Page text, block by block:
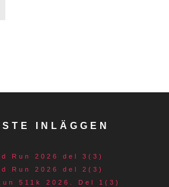
INLÄGGEN
Run 2026 del 3(3)
Run 2026 del 2(3)
511k 2026. Del 1(3)